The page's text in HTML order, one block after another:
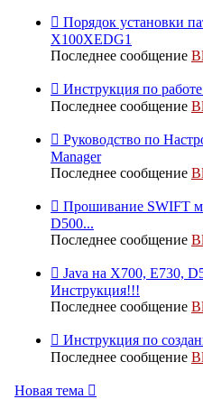
Порядок установки
X100XEDG1
Последнее сообщение
Инструкция по
Последнее сообщение
Руководство по
Manager
Последнее сообщение
Прошивание SWIFT
D500...
Последнее сообщение
Java на X700, E730,
Инструкция!!!
Последнее сообщение
Инструкция по
Последнее сообщение
Новая тема